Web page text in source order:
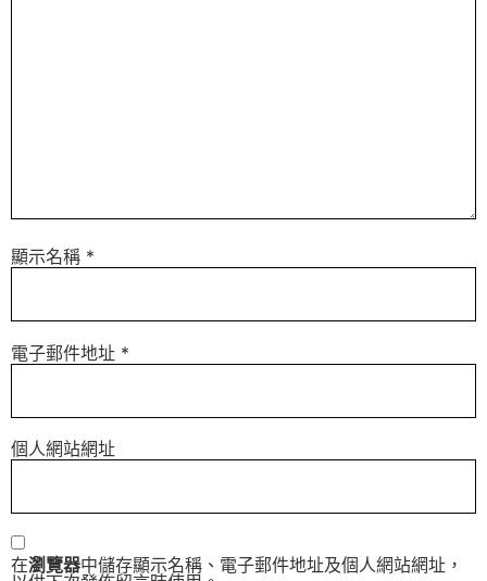
顯示名稱 *
電子郵件地址 *
個人網站網址
在瀏覽器中儲存顯示名稱、電子郵件地址及個人網站網址，